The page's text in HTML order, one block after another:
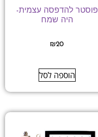
פוסטר להדפסה עצמית-
היה שמח
₪20
הוספה לסל